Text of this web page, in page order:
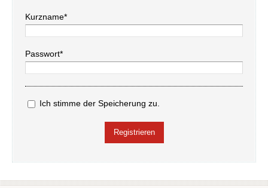
Kurzname*
Passwort*
Ich stimme der Speicherung zu.